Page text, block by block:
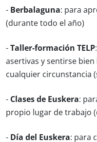
- Berbalaguna: para
(durante todo el año)
- Taller-formación TELP
asertivas y sentirse
cualquier circunstancia
- Clases de Euskera:
propio lugar de trabajo
- Día del Euskera: para